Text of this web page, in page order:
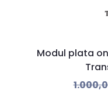
Modul plata